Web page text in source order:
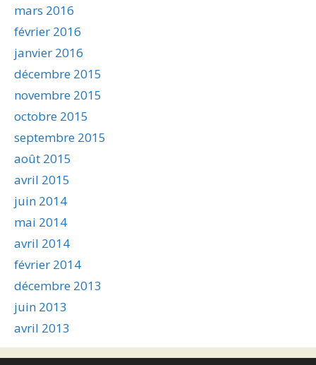
mars 2016
février 2016
janvier 2016
décembre 2015
novembre 2015
octobre 2015
septembre 2015
août 2015
avril 2015
juin 2014
mai 2014
avril 2014
février 2014
décembre 2013
juin 2013
avril 2013